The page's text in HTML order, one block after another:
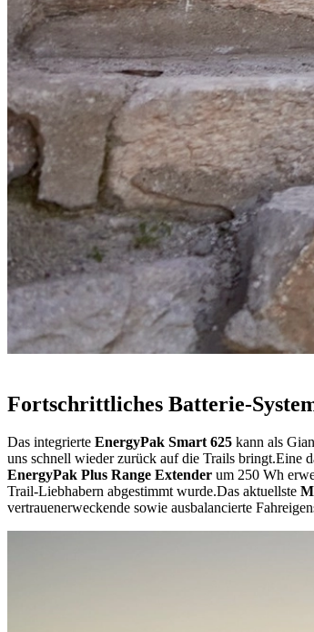
Fortschrittliches Batterie-
Das integrierte EnergyPak Smart 625 kann als
uns schnell wieder zurück auf die Trails bringt.Eine
EnergyPak Plus Range Extender um 250 Wh
Trail-Liebhabern abgestimmt wurde.Das aktuellste
vertrauenerweckende sowie ausbalancierte